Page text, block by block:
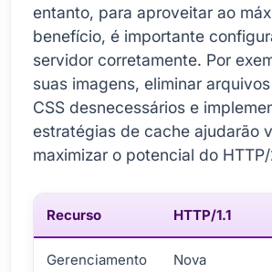
entanto, para aproveitar ao
benefício, é importante
servidor corretamente. Por
suas imagens, eliminar
CSS desnecessários e
estratégias de cache ajudarão
maximizar o potencial do
Recurso HTTP/1.1
Gerenciamento
Nova